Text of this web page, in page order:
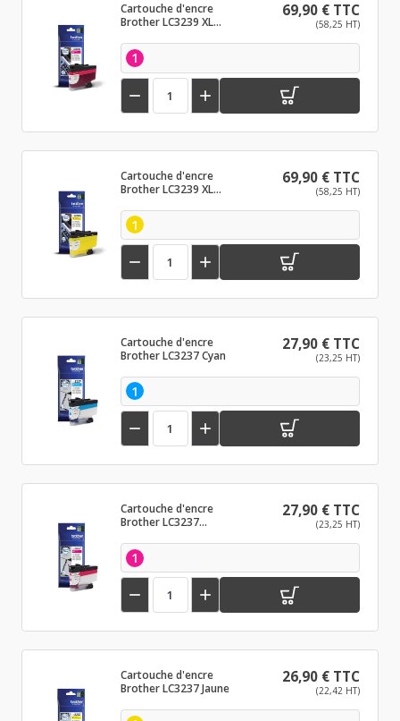
Cartouche d'encre
Brother LC3239 XL
69,90 € TTC
(58,25 HT)
1
 
Cartouche d'encre
Brother LC3239 XL
69,90 € TTC
(58,25 HT)
1
 
Cartouche d'encre
Brother LC3237 Cyan
27,90 € TTC
(23,25 HT)
1
 
Cartouche d'encre
Brother LC3237
27,90 € TTC
(23,25 HT)
1
 
Cartouche d'encre
Brother LC3237 Jaune
26,90 € TTC
(22,42 HT)